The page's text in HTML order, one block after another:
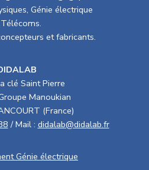
Génie électrique
et fabricants.
clé Saint Pierre
Manoukian
(France)
/ Mail : didalab@didalab.fr
Génie électrique